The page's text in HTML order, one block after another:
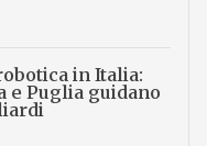
in Italia:
e Puglia guidano